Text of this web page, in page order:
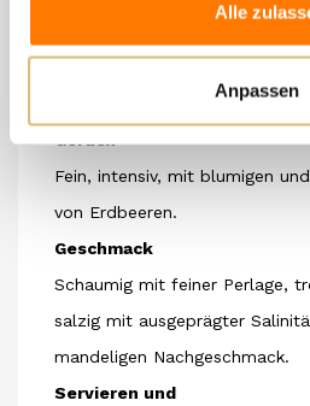
Alle
Anpassen
Fein, intensiv, mit blumigen
von Erdbeeren.
Geschmack
Schaumig mit feiner Perlage,
salzig mit ausgeprägter
mandeligen Nachgeschmack.
Servieren und